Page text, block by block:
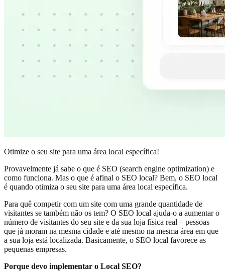
Otimize o seu site para uma área local específica!
Provavelmente já sabe o que é SEO (search engine optimization) e
como funciona. Mas o que é afinal o SEO local? Bem, o SEO local
é quando otimiza o seu site para uma área local específica.
Para quê competir com um site com uma grande quantidade de
visitantes se também não os tem? O SEO local ajuda-o a aumentar o
número de visitantes do seu site e da sua loja física real – pessoas
que já moram na mesma cidade e até mesmo na mesma área em que
a sua loja está localizada. Basicamente, o SEO local favorece as
pequenas empresas.
Porque devo implementar o Local SEO?